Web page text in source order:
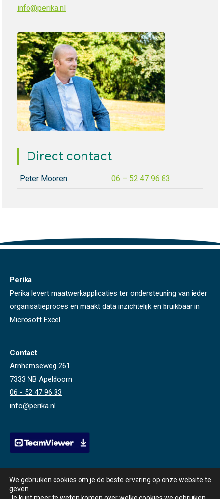
info@perika.nl
Direct contact
Peter Mooren 06 – 52 47 96 83
Perika
Perika levert maatwerkapplicaties ter ondersteuning van ieder
organisatieproces en maakt data inzichtelijk en bruikbaar in
Microsoft Excel.
Contact
Arnhemseweg 261
7333 NB Apeldoorn
06 - 52 47 96 83
info@perika.nl
We gebruiken cookies om je de beste ervaring op onze website te
geven.